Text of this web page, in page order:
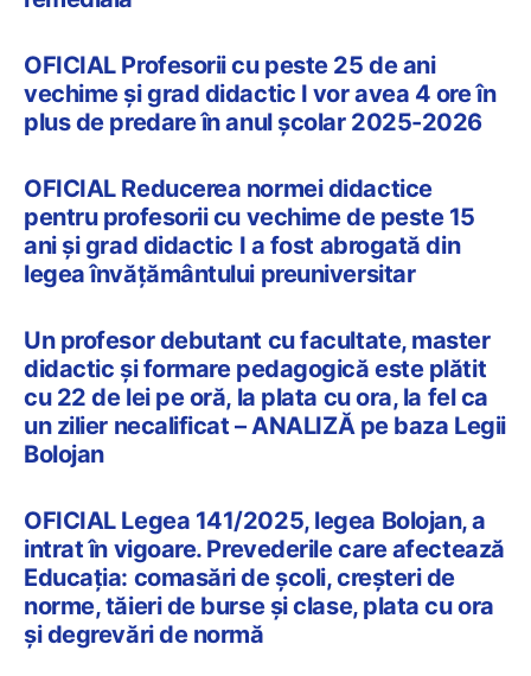
OFICIAL Profesorii cu peste 25 de ani
vechime și grad didactic I vor avea 4 ore în
plus de predare în anul școlar 2025-2026
OFICIAL Reducerea normei didactice
pentru profesorii cu vechime de peste 15
ani și grad didactic I a fost abrogată din
legea învățământului preuniversitar
Un profesor debutant cu facultate, master
didactic și formare pedagogică este plătit
cu 22 de lei pe oră, la plata cu ora, la fel ca
un zilier necalificat – ANALIZĂ pe baza Legii
Bolojan
OFICIAL Legea 141/2025, legea Bolojan, a
intrat în vigoare. Prevederile care afectează
Educația: comasări de școli, creșteri de
norme, tăieri de burse și clase, plata cu ora
și degrevări de normă